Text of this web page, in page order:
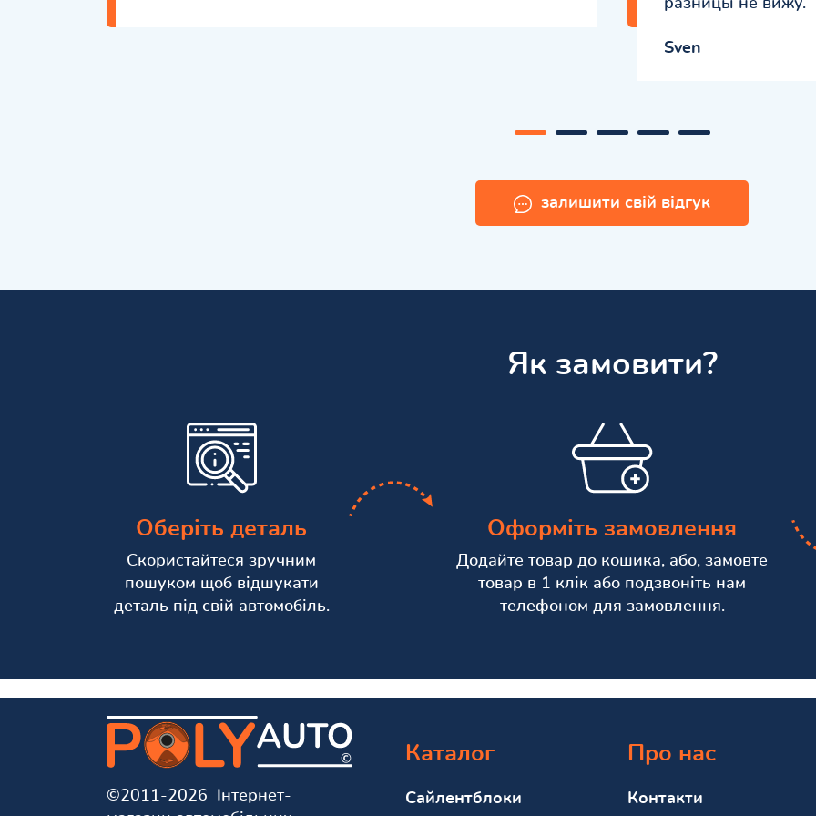
разницы не вижу.
Sven
залишити свій відгук
Як замовити?
Оберіть деталь
Скористайтеся зручним
пошуком щоб відшукати
деталь під свій автомобіль.
Оформіть замовлення
Додайте товар до кошика, або, замовте
товар в 1 клік або подзвоніть нам
телефоном для замовлення.
©2011-2026 Інтернет-
Каталог
Сайлентблоки
Про нас
Контакти